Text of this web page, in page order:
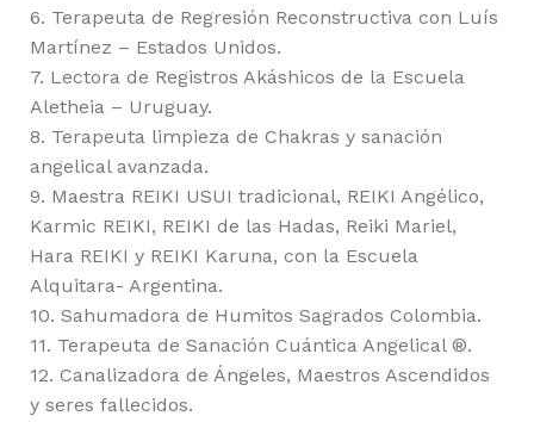
6. Terapeuta de Regresión Reconstructiva con Luís
Martínez – Estados Unidos.
7. Lectora de Registros Akáshicos de la Escuela
Aletheia – Uruguay.
8. Terapeuta limpieza de Chakras y sanación
angelical avanzada.
9. Maestra REIKI USUI tradicional, REIKI Angélico,
Karmic REIKI, REIKI de las Hadas, Reiki Mariel,
Hara REIKI y REIKI Karuna, con la Escuela
Alquitara- Argentina.
10. Sahumadora de Humitos Sagrados Colombia.
11. Terapeuta de Sanación Cuántica Angelical ®.
12. Canalizadora de Ángeles, Maestros Ascendidos
y seres fallecidos.